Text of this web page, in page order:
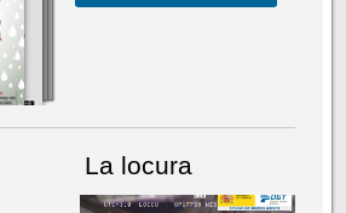
La locura